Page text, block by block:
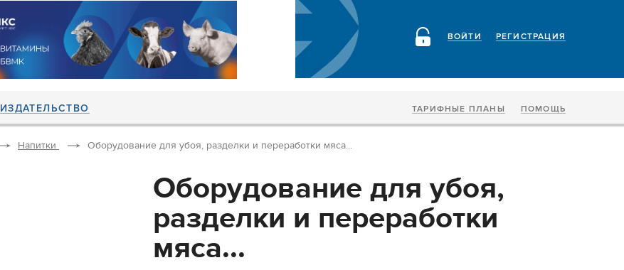
РЕГИСТРАЦИЯ
ВОЙТИ
ИЗДАТЕЛЬСТВО ТАРИФНЫЕ ПЛАНЫ ПОМОЩЬ
Напитки Оборудование для убоя, разделки и переработки мяса...
Оборудование для убоя,
разделки и переработки
мяса...